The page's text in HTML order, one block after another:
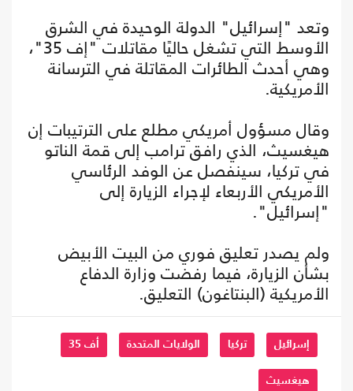
وتعد "إسرائيل" الدولة الوحيدة في الشرق
الأوسط التي تشغل حاليًا مقاتلات "إف 35"،
وهي أحدث الطائرات المقاتلة في الترسانة
الأمريكية.
وقال مسؤول أمريكي مطلع على الترتيبات إن
هيغسيث، الذي رافق ترامب إلى قمة الناتو
في تركيا، سينفصل عن الوفد الرئاسي
الأمريكي الأربعاء لإجراء الزيارة إلى
"إسرائيل".
ولم يصدر تعليق فوري من البيت الأبيض
بشأن الزيارة، فيما رفضت وزارة الدفاع
الأمريكية (البنتاغون) التعليق.
إسرائيل تركيا الولايات المتحدة أف 35
هيغسيث